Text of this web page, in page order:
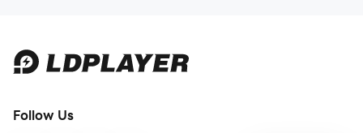
Follow Us